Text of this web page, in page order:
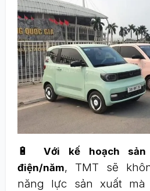
🔋Với kế hoạch
điện/năm, TMT sẽ
năng lực sản xuất